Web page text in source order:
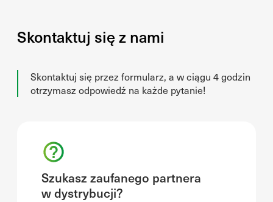
Skontaktuj się z nami
Skontaktuj się przez formularz, a w ciągu 4 godzin
otrzymasz odpowiedź na każde pytanie!
Szukasz zaufanego partnera
w dystrybucji?